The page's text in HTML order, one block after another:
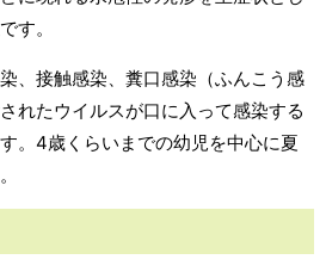
す。
、接触感染、糞口感染（ふんこう感
れたウイルスが口に入って感染する
。4歳くらいまでの幼児を中心に夏